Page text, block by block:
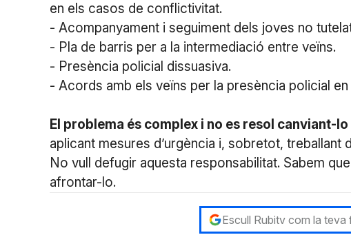
en els casos de conflictivitat.
- Acompanyament i seguiment dels joves no
- Pla de barris per a la intermediació entre veïns.
- Presència policial dissuasiva.
- Acords amb els veïns per la presència policial
El problema és complex i no es resol canviant-lo
aplicant mesures d’urgència i, sobretot, treballant
No vull defugir aquesta responsabilitat. Sabem
afrontar-lo.
Escull Rubitv com la